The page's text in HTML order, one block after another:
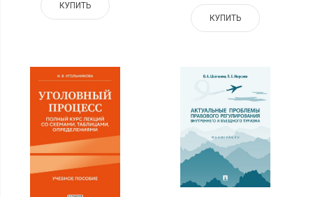
КУПИТЬ
КУПИТЬ